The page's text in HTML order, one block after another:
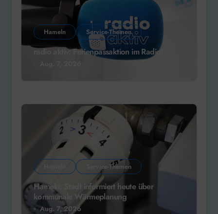
Hameln Service-Themen
radio aktiv: Ferienpassaktion im Radio!
Service-Themen
Hameln: Stadt informiert heute über
kommunale Wärmeplanung
Aug. 7, 2026